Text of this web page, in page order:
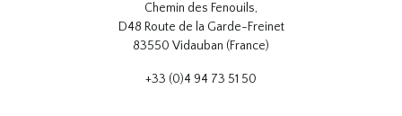
Chemin des Fenouils,
D48 Route de la Garde-Freinet
83550 Vidauban (France)
+33 (0)4 94 73 51 50